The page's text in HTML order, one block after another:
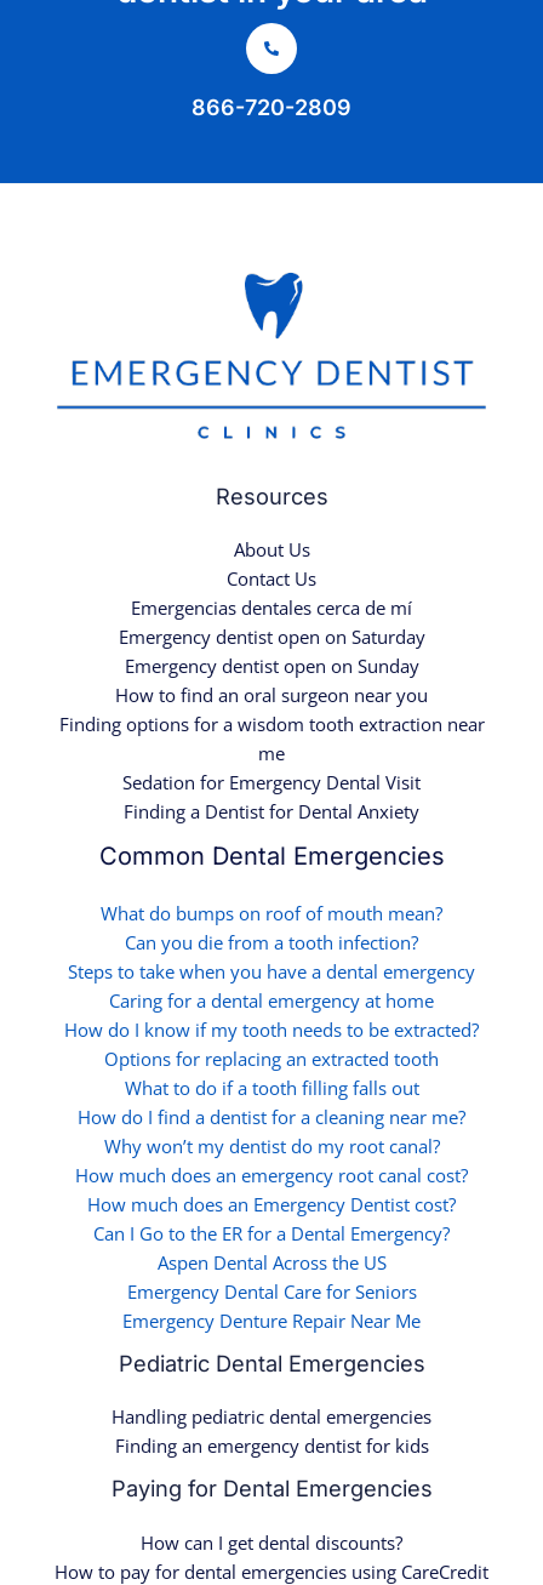
866-720-2809
Resources
About Us
Contact Us
Emergencias dentales cerca de mí
Emergency dentist open on Saturday
Emergency dentist open on Sunday
How to find an oral surgeon near you
Finding options for a wisdom tooth extraction near
me
Sedation for Emergency Dental Visit
Finding a Dentist for Dental Anxiety
Common Dental Emergencies
What do bumps on roof of mouth mean?
Can you die from a tooth infection?
Steps to take when you have a dental emergency
Caring for a dental emergency at home
How do I know if my tooth needs to be extracted?
Options for replacing an extracted tooth
What to do if a tooth filling falls out
How do I find a dentist for a cleaning near me?
Why won’t my dentist do my root canal?
How much does an emergency root canal cost?
How much does an Emergency Dentist cost?
Can I Go to the ER for a Dental Emergency?
Aspen Dental Across the US
Emergency Dental Care for Seniors
Emergency Denture Repair Near Me
Pediatric Dental Emergencies
Handling pediatric dental emergencies
Finding an emergency dentist for kids
Paying for Dental Emergencies
How can I get dental discounts?
How to pay for dental emergencies using CareCredit